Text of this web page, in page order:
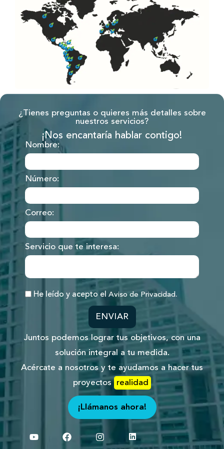
¿Tienes preguntas o quieres más detalles sobre
nuestros servicios?
¡Nos encantaría hablar contigo!
Nombre:
Número:
Correo:
Servicio que te interesa:
He leído y acepto el Aviso de Privacidad.
ENVIAR
Juntos podemos lograr tus objetivos, con una
solución integral a tu medida.
Acércate a nosotros y te ayudamos a hacer tus
proyectos realidad
¡Llámanos ahora!